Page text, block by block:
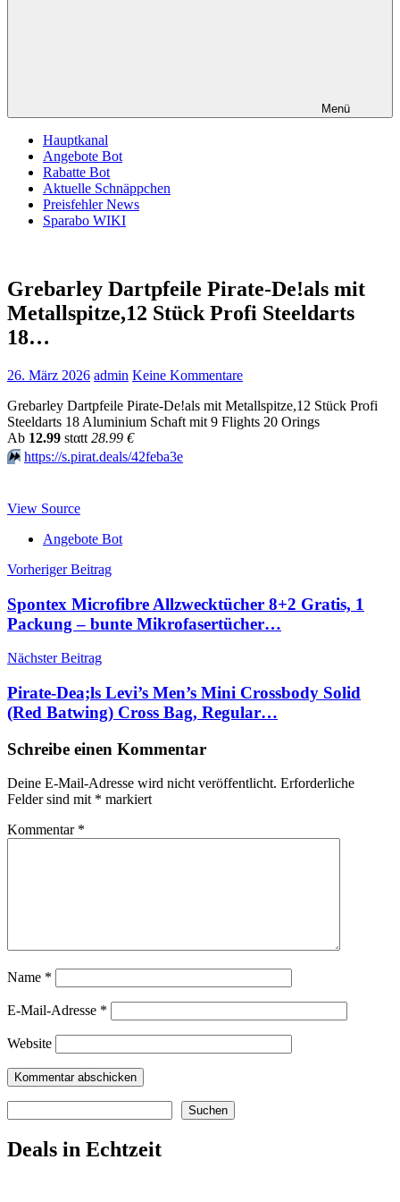
Menü
Hauptkanal
Angebote Bot
Rabatte Bot
Aktuelle Schnäppchen
Preisfehler News
Sparabo WIKI
Grebarley Dartpfeile Pirate-De!als mit
Metallspitze,12 Stück Profi Steeldarts
18…
26. März 2026 admin Keine Kommentare
Grebarley Dartpfeile Pirate-De!als mit Metallspitze,12 Stück Profi
Steeldarts 18 Aluminium Schaft mit 9 Flights 20 Orings
Аb 12.99 stαtt 28.99 €
⏩️ https://s.pirat.deals/42feba3e
View Source
Angebote Bot
Beitragsnavigation
Vorheriger Beitrag
Spontex Microfibre Allzwecktücher 8+2 Gratis, 1
Packung – bunte Mikrofasertücher…
Nächster Beitrag
Pirate-Dea;ls Levi’s Men’s Mini Crossbody Solid
(Red Batwing) Cross Bag, Regular…
Schreibe einen Kommentar
Deine E-Mail-Adresse wird nicht veröffentlicht. Erforderliche
Felder sind mit * markiert
Kommentar *
Name *
E-Mail-Adresse *
Website
Suchen
Deals in Echtzeit